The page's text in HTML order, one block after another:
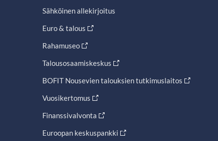
Sähköinen allekirjoitus
Euro & talous
Rahamuseo
Talousosaamiskeskus
BOFIT Nousevien talouksien tutkimuslaitos
Vuosikertomus
Finanssivalvonta
Euroopan keskuspankki